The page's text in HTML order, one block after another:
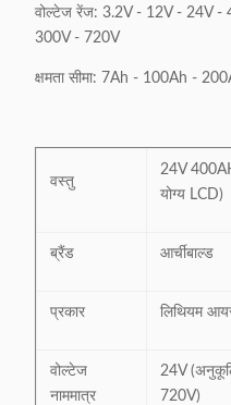
वोल्टेज रेंज: 3.2V - 12V - 24V
300V - 720V
क्षमता सीमा: 7Ah - 100Ah -
वस्तु
24V
योग्य LCD)
ब्रैंड आर्चीबाल्ड
प्रकार लिथियम
वोल्टेज
नाममात्र
24V
720V)